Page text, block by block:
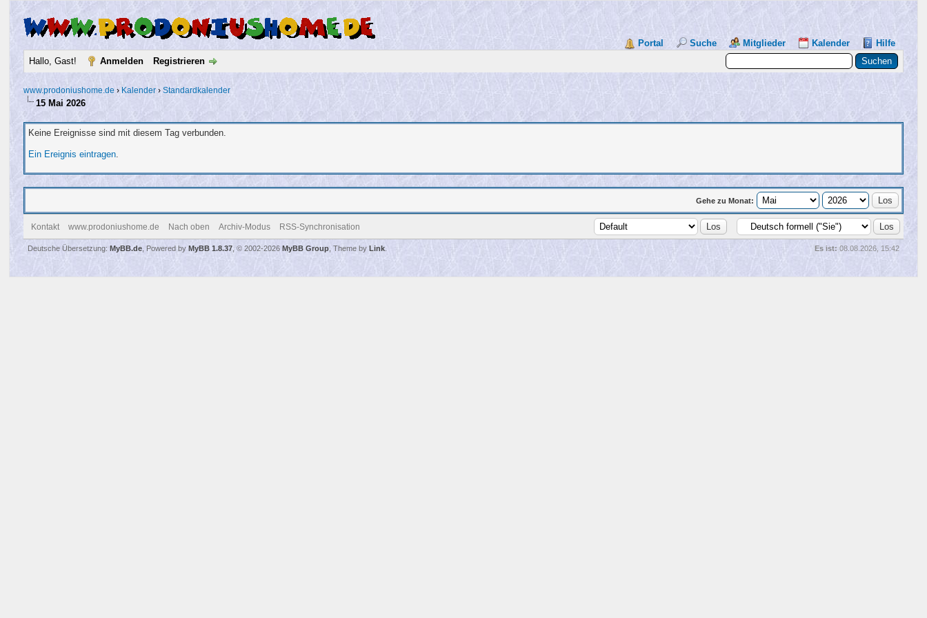
Portal Suche Mitglieder Kalender
Hilfe
Hallo, Gast!
Anmelden Registrieren
www.prodoniushome.de› Kalender› Standardkalender
15 Mai 2026
Keine Ereignisse sind mit diesem Tag verbunden.
Ein Ereignis eintragen.
Gehe zu Monat:
Kontakt www.prodoniushome.de Nach oben Archiv-Modus RSS-Synchronisation
Es ist: 08.08.2026, 15:42
Deutsche Übersetzung: MyBB.de, Powered by MyBB 1.8.37, © 2002-2026 MyBB Group, Theme by Link.